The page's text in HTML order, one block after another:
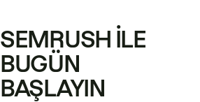
SEMRUSH ILE
BUGÜN
BAŞLAYIN